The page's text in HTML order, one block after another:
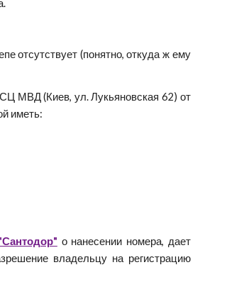
отсутствует (понятно, откуда ж ему
МВД (Киев, ул. Лукьяновская 62) от
иметь:
о нанесении номера, дает
владельцу на регистрацию